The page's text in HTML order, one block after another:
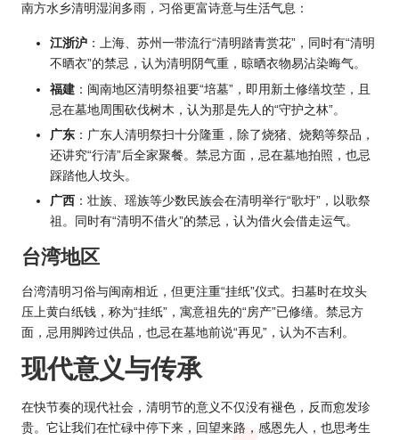
南方水乡清明湿润多雨，习俗更富诗意与生活气息：
江浙沪 ：上海、苏州一带流行“清明踏青赏花”，同时有“清明
不晒衣”的禁忌，认为清明阴气重，晾晒衣物易沾染晦气。
福建 ：闽南地区清明祭祖要“培墓”，即用新土修缮坟茔，且
忌在墓地周围砍伐树木，认为那是先人的“守护之林”。
广东 ：广东人清明祭扫十分隆重，除了烧猪、烧鹅等祭品，
还讲究“行清”后全家聚餐。禁忌方面，忌在墓地拍照，也忌
踩踏他人坟头。
广西 ：壮族、瑶族等少数民族会在清明举行“歌圩”，以歌祭
祖。同时有“清明不借火”的禁忌，认为借火会借走运气。
台湾地区
台湾清明习俗与闽南相近，但更注重“挂纸”仪式。扫墓时在坟头
压上黄白纸钱，称为“挂纸”，寓意祖先的“房产”已修缮。禁忌方
面，忌用脚跨过供品，也忌在墓地前说“再见”，认为不吉利。
现代意义与传承
在快节奏的现代社会，清明节的意义不仅没有褪色，反而愈发珍
贵。它让我们在忙碌中停下来，回望来路，感恩先人，也思考生